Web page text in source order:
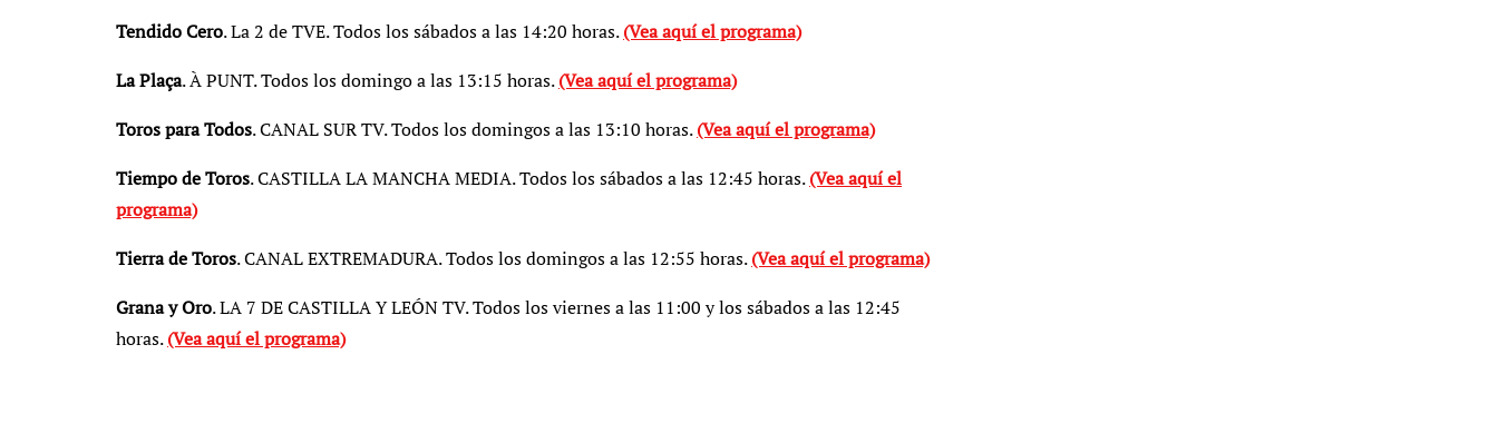
Tendido Cero. La 2 de TVE. Todos los sábados a las 14:20 horas.(Vea aquí el programa)
La Plaça. À PUNT. Todos los domingo a las 13:15 horas.(Vea aquí el programa)
Toros para Todos. CANAL SUR TV. Todos los domingos a las 13:10 horas.(Vea aquí el programa)
Tiempo de Toros. CASTILLA LA MANCHA MEDIA. Todos los sábados a las 12:45 horas.(Vea aquí el
programa)
Tierra de Toros. CANAL EXTREMADURA. Todos los domingos a las 12:55 horas.(Vea aquí el programa)
Grana y Oro. LA 7 DE CASTILLA Y LEÓN TV. Todos los viernes a las 11:00 y los sábados a las 12:45
horas.(Vea aquí el programa)